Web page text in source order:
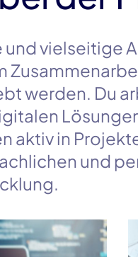
vielseitige
werden. Du
aktiv in
und